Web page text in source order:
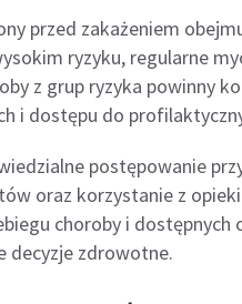
przed zakażeniem
ryzyku, regularne
z grup ryzyka powinny
i dostępu do
postępowanie
oraz korzystanie z
choroby i
decyzje zdrowotne.